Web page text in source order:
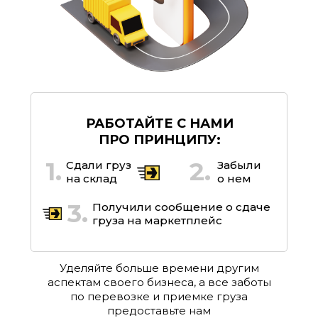
РАБОТАЙТЕ С НАМИ
ПРО ПРИНЦИПУ:
Сдали груз
на склад
Уделяйте больше времени другим
аспектам своего бизнеса, а все заботы
по перевозке и приемке груза
предоставьте нам
Забыли
о нем
Получили сообщение о сдаче
груза на маркетплейс
1.
2.
3.